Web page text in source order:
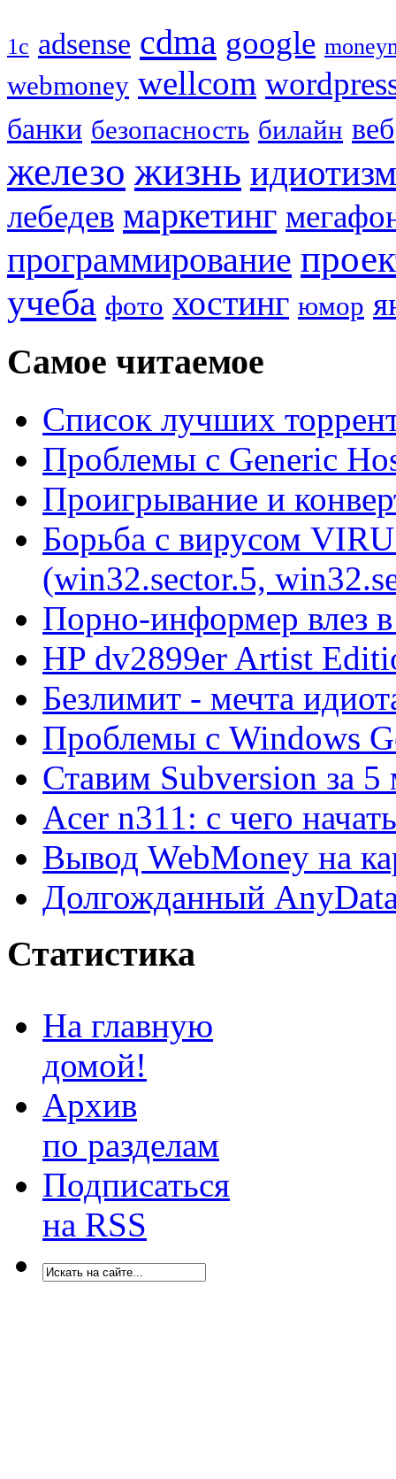
1с adsense cdma google
webmoney wellcom
банки безопасность билайн веб
железо жизнь идиотизм
лебедев маркетинг
программирование
учеба фото хостинг юмор
Самое читаемое
Список лучших
Проблемы с Generic
Проигрывание и
Борьба с вирусом
(win32.sector.5,
Порно-информер влез
HP dv2899er Artist
Безлимит - мечта
Проблемы с Windows
Ставим Subversion за 5
Acer n311: с чего начать
Вывод WebMoney на
Долгожданный
Статистика
На главную
домой!
Архив
по разделам
Подписаться
на RSS